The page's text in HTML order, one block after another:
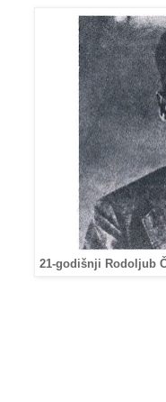
21-godišnji Rodoljub